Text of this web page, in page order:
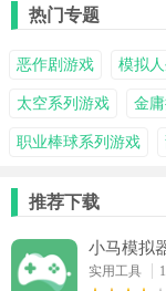
热门专题
恶作剧游戏 模拟
太空系列游戏 金
职业棒球系列游戏
推荐下载
小马模拟
实用工具